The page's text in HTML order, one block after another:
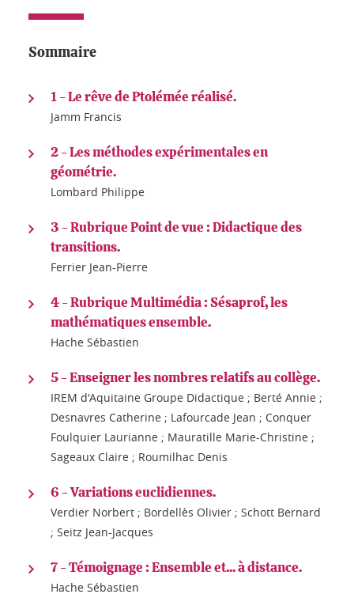
Sommaire
1 - Le rêve de Ptolémée réalisé.
Jamm Francis
2 - Les méthodes expérimentales en
géométrie.
Lombard Philippe
3 - Rubrique Point de vue : Didactique des
transitions.
Ferrier Jean-Pierre
4 - Rubrique Multimédia : Sésaprof, les
mathématiques ensemble.
Hache Sébastien
5 - Enseigner les nombres relatifs au collège.
IREM d'Aquitaine Groupe Didactique ; Berté Annie ;
Desnavres Catherine ; Lafourcade Jean ; Conquer
Foulquier Laurianne ; Mauratille Marie-Christine ;
Sageaux Claire ; Roumilhac Denis
6 - Variations euclidiennes.
Verdier Norbert ; Bordellès Olivier ; Schott Bernard
; Seitz Jean-Jacques
7 - Témoignage : Ensemble et... à distance.
Hache Sébastien